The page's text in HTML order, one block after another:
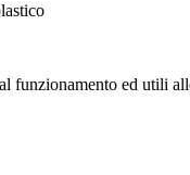
funzionamento ed utili